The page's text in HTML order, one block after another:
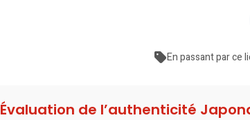
En passant par ce
Évaluation de l’authenticité